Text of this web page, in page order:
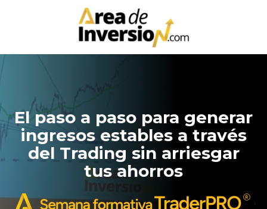
El paso a paso para generar
ingresos estables a través
del Trading sin arriesgar
tus ahorros